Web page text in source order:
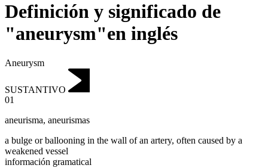
Definición y significado de
"aneurysm"en inglés
Aneurysm
SUSTANTIVO
01
aneurisma, aneurismas
a bulge or ballooning in the wall of an artery, often caused by a
weakened vessel
información gramatical